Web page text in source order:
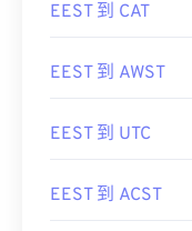
EEST 到 CAT
EEST 到 AWST
EEST 到 UTC
EEST 到 ACST